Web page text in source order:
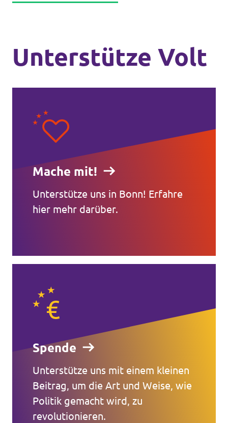
Unterstütze Volt
Mache mit!
Unterstütze uns in Bonn! Erfahre
hier mehr darüber.
Spende
Unterstütze uns mit einem kleinen
Beitrag, um die Art und Weise, wie
Politik gemacht wird, zu
revolutionieren.